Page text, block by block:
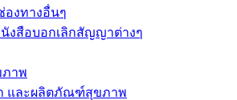
องทางอื่นๆ
งสือบอกเลิกสัญญาต่างๆ
ภาพ
และผลิตภัณฑ์สุขภาพ